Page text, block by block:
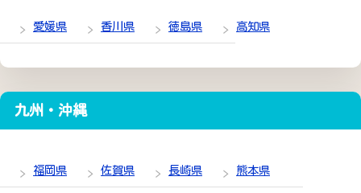
愛媛県 香川県 徳島県 高知県
九州・沖縄
福岡県 佐賀県 長崎県 熊本県